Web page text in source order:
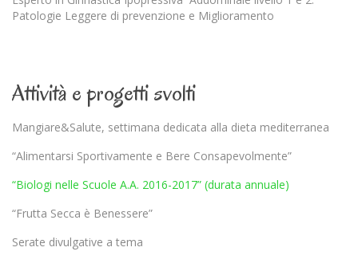
Patologie Leggere di prevenzione e Miglioramento
Attività e progetti svolti
Mangiare&Salute, settimana dedicata alla dieta mediterranea
“Alimentarsi Sportivamente e Bere Consapevolmente”
“Biologi nelle Scuole A.A. 2016-2017” (durata annuale)
“Frutta Secca è Benessere”
Serate divulgative a tema